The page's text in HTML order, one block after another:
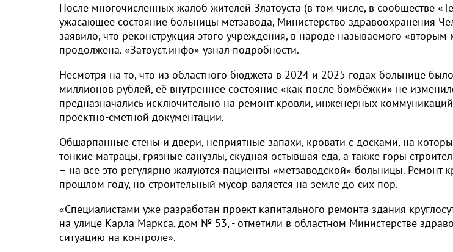
После многочисленных жалоб жителей Златоуста (в том числе, в сообществе
ужасающее состояние больницы метзавода, Министерство здравоохранения
заявило, что реконструкция этого учреждения, в народе называемого «вторым
продолжена. «Затоуст.инфо» узнал подробности.
Несмотря на то, что из областного бюджета в 2024 и 2025 годах больнице
миллионов рублей, её внутреннее состояние «как после бомбёжки» не
предназначались исключительно на ремонт кровли, инженерных
проектно-сметной документации.
Обшарпанные стены и двери, неприятные запахи, кровати с досками, на
тонкие матрацы, грязные санузлы, скудная остывшая еда, а также горы
– на всё это регулярно жалуются пациенты «метзаводской» больницы. Ремонт
прошлом году, но строительный мусор валяется на земле до сих пор.
«Специалистами уже разработан проект капитального ремонта здания
на улице Карла Маркса, дом № 53, - отметили в областном Министерстве
ситуацию на контроле».